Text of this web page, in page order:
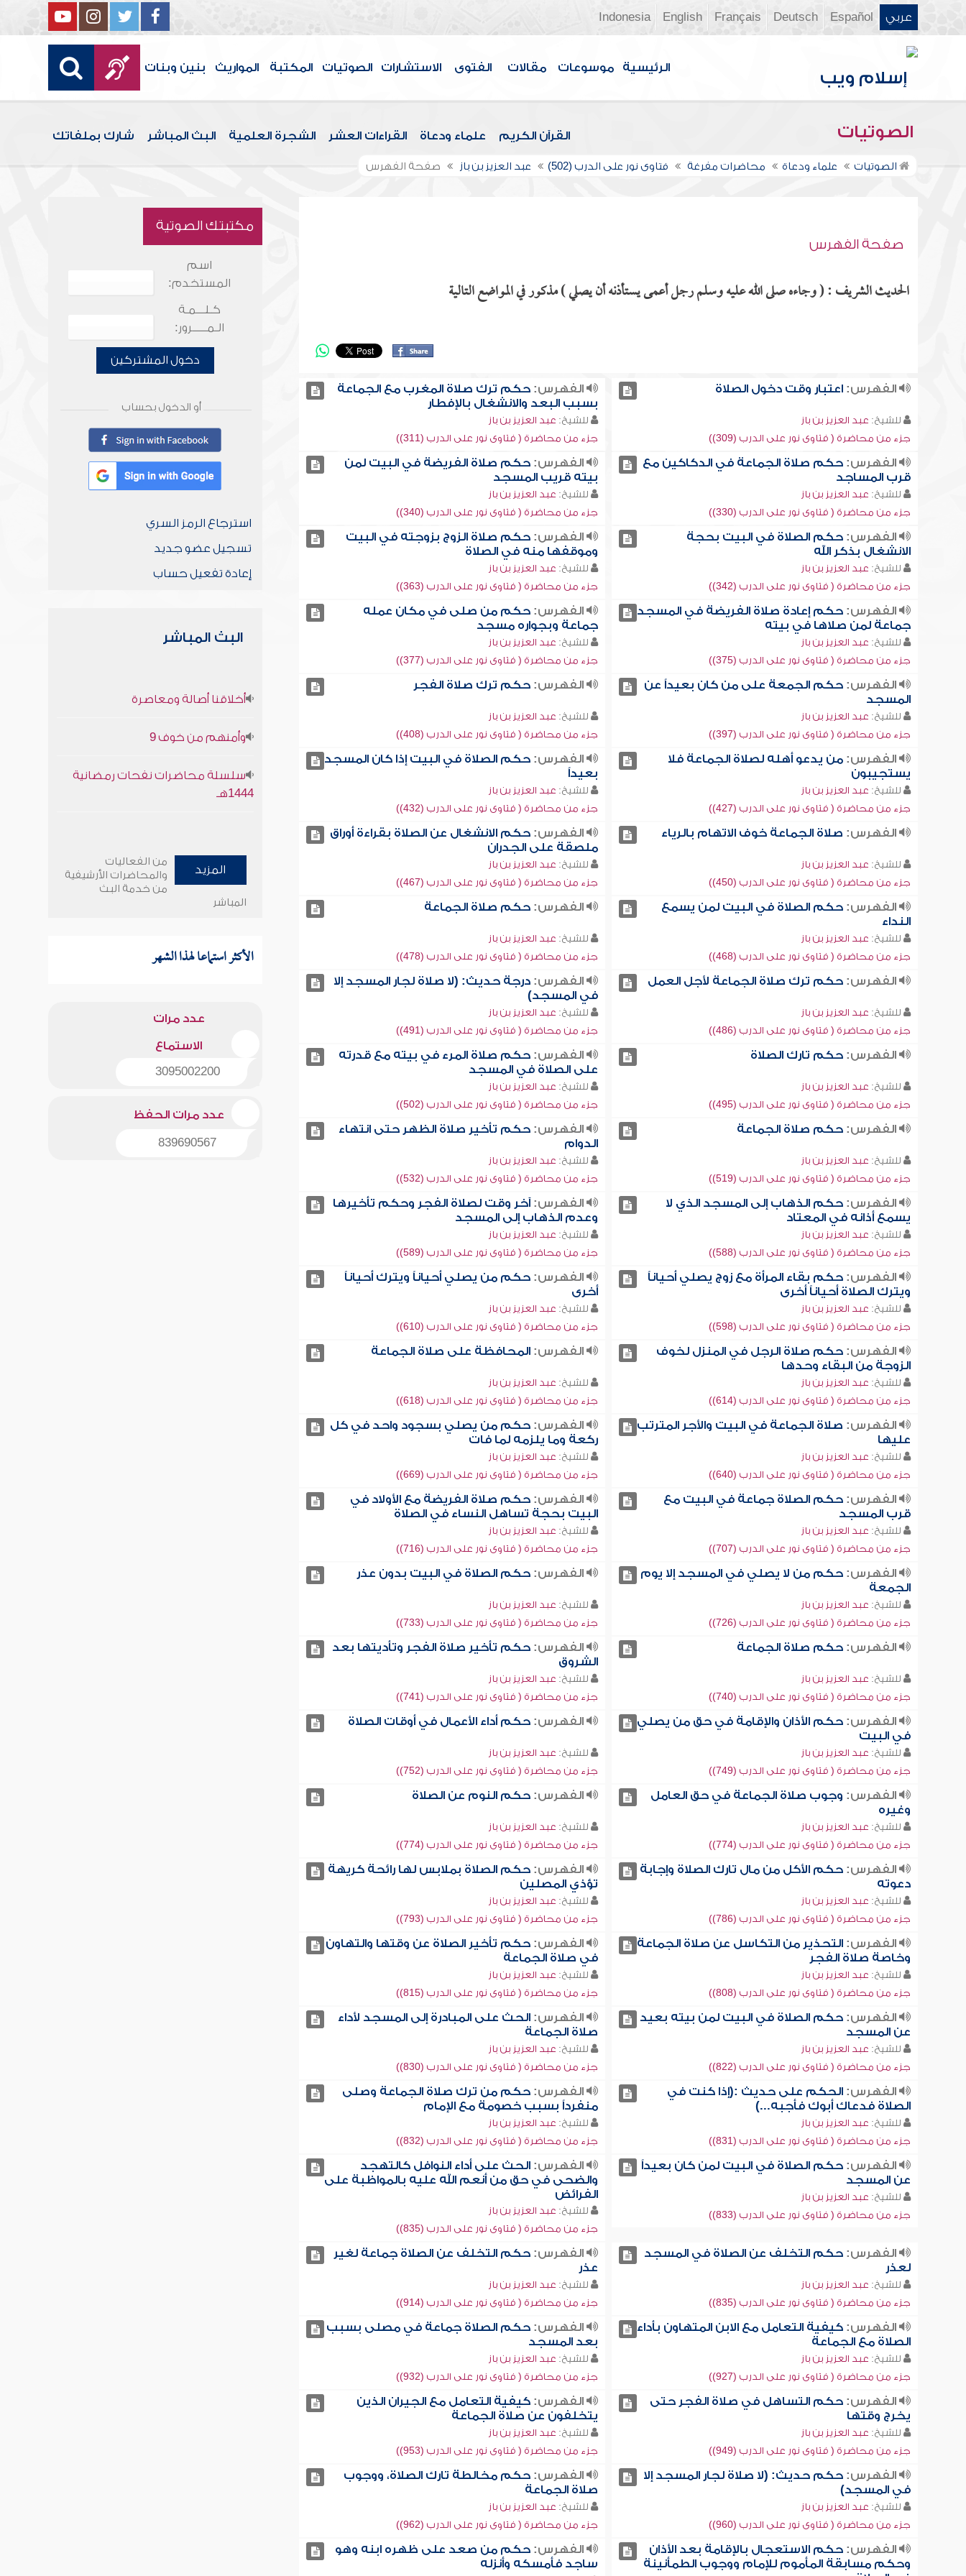
عربي Español
Deutsch
Français
English
Indonesia
الرئيسية موسوعات مقالات الفتوى الاستشارات الصوتيات المكتبة المواريث بنين وبنات
الصوتيات القرآن الكريم علماء ودعاة القراءات العشر الشجرة العلمية البث المباشر شارك بملفاتك
الصوتيات علماء ودعاة محاضرات مفرغة فتاوى نور على الدرب (502) عبد العزيز بن باز صفحة الفهرس
صفحة الفهرس
الحديث الشريف : ( وجاءه صلى الله عليه وسلم رجل أعمى يستأذنه أن يصلي ) مذكور في المواضع التالية
الفهرس:اعتبار وقت دخول الصلاة
للشيخ: عبد العزيز بن باز
جزء من محاضرة ( فتاوى نور على الدرب (309))
الفهرس: حكم ترك صلاة المغرب مع الجماعة
بسبب البعد والانشغال بالإفطار
للشيخ: عبد العزيز بن باز
جزء من محاضرة ( فتاوى نور على الدرب (311))
الفهرس:حكم صلاة الجماعة في الدكاكين مع
قرب المساجد
للشيخ: عبد العزيز بن باز
جزء من محاضرة ( فتاوى نور على الدرب (330))
الفهرس: حكم صلاة الفريضة في البيت لمن
بيته قريب المسجد
للشيخ: عبد العزيز بن باز
جزء من محاضرة ( فتاوى نور على الدرب (340))
الفهرس:حكم الصلاة في البيت بحجة
الانشغال بذكر الله
للشيخ: عبد العزيز بن باز
جزء من محاضرة ( فتاوى نور على الدرب (342))
الفهرس: حكم صلاة الزوج بزوجته في البيت
وموقفها منه في الصلاة
للشيخ: عبد العزيز بن باز
جزء من محاضرة ( فتاوى نور على الدرب (363))
الفهرس:حكم إعادة صلاة الفريضة في المسجد
جماعة لمن صلاها في بيته
للشيخ: عبد العزيز بن باز
جزء من محاضرة ( فتاوى نور على الدرب (375))
الفهرس: حكم من صلى في مكان عمله
جماعة وبجواره مسجد
للشيخ: عبد العزيز بن باز
جزء من محاضرة ( فتاوى نور على الدرب (377))
الفهرس:حكم الجمعة على من كان بعيداً عن
المسجد
للشيخ: عبد العزيز بن باز
جزء من محاضرة ( فتاوى نور على الدرب (397))
الفهرس: حكم ترك صلاة الفجر
للشيخ: عبد العزيز بن باز
جزء من محاضرة ( فتاوى نور على الدرب (408))
الفهرس:من يدعو أهله لصلاة الجماعة فلا
يستجيبون
للشيخ: عبد العزيز بن باز
جزء من محاضرة ( فتاوى نور على الدرب (427))
الفهرس: حكم الصلاة في البيت إذا كان المسجد
بعيداً
للشيخ: عبد العزيز بن باز
جزء من محاضرة ( فتاوى نور على الدرب (432))
الفهرس: صلاة الجماعة خوف الاتهام بالرياء
للشيخ: عبد العزيز بن باز
جزء من محاضرة ( فتاوى نور على الدرب (450))
الفهرس: حكم الانشغال عن الصلاة بقراءة أوراق
ملصقة على الجدران
للشيخ: عبد العزيز بن باز
جزء من محاضرة ( فتاوى نور على الدرب (467))
الفهرس:حكم الصلاة في البيت لمن يسمع
النداء
للشيخ: عبد العزيز بن باز
جزء من محاضرة ( فتاوى نور على الدرب (468))
الفهرس: حكم صلاة الجماعة
للشيخ: عبد العزيز بن باز
جزء من محاضرة ( فتاوى نور على الدرب (478))
الفهرس:حكم ترك صلاة الجماعة لأجل العمل
للشيخ: عبد العزيز بن باز
جزء من محاضرة ( فتاوى نور على الدرب (486))
الفهرس: درجة حديث: (لا صلاة لجار المسجد إلا
في المسجد)
للشيخ: عبد العزيز بن باز
جزء من محاضرة ( فتاوى نور على الدرب (491))
الفهرس:حكم تارك الصلاة
للشيخ: عبد العزيز بن باز
جزء من محاضرة ( فتاوى نور على الدرب (495))
الفهرس: حكم صلاة المرء في بيته مع قدرته
على الصلاة في المسجد
للشيخ: عبد العزيز بن باز
جزء من محاضرة ( فتاوى نور على الدرب (502))
الفهرس:حكم صلاة الجماعة
للشيخ: عبد العزيز بن باز
جزء من محاضرة ( فتاوى نور على الدرب (519))
الفهرس: حكم تأخير صلاة الظهر حتى انتهاء
الدوام
للشيخ: عبد العزيز بن باز
جزء من محاضرة ( فتاوى نور على الدرب (532))
الفهرس:حكم الذهاب إلى المسجد الذي لا
يسمع أذانه في المعتاد
للشيخ: عبد العزيز بن باز
جزء من محاضرة ( فتاوى نور على الدرب (588))
الفهرس: آخر وقت لصلاة الفجر وحكم تأخيرها
وعدم الذهاب إلى المسجد
للشيخ: عبد العزيز بن باز
جزء من محاضرة ( فتاوى نور على الدرب (589))
الفهرس:حكم بقاء المرأة مع زوج يصلي أحياناً
ويترك الصلاة أحياناً أخرى
للشيخ: عبد العزيز بن باز
جزء من محاضرة ( فتاوى نور على الدرب (598))
الفهرس: حكم من يصلي أحياناً ويترك أحياناً
أخرى
للشيخ: عبد العزيز بن باز
جزء من محاضرة ( فتاوى نور على الدرب (610))
الفهرس:حكم صلاة الرجل في المنزل لخوف
الزوجة من البقاء وحدها
للشيخ: عبد العزيز بن باز
جزء من محاضرة ( فتاوى نور على الدرب (614))
الفهرس: المحافظة على صلاة الجماعة
للشيخ: عبد العزيز بن باز
جزء من محاضرة ( فتاوى نور على الدرب (618))
الفهرس: صلاة الجماعة في البيت والأجر المترتب
عليها
للشيخ: عبد العزيز بن باز
جزء من محاضرة ( فتاوى نور على الدرب (640))
الفهرس: حكم من يصلي بسجود واحد في كل
ركعة وما يلزمه لما فات
للشيخ: عبد العزيز بن باز
جزء من محاضرة ( فتاوى نور على الدرب (669))
الفهرس:حكم الصلاة جماعة في البيت مع
قرب المسجد
للشيخ: عبد العزيز بن باز
جزء من محاضرة ( فتاوى نور على الدرب (707))
الفهرس: حكم صلاة الفريضة مع الأولاد في
البيت بحجة تساهل النساء في الصلاة
للشيخ: عبد العزيز بن باز
جزء من محاضرة ( فتاوى نور على الدرب (716))
الفهرس:حكم من لا يصلي في المسجد إلا يوم
الجمعة
للشيخ: عبد العزيز بن باز
جزء من محاضرة ( فتاوى نور على الدرب (726))
الفهرس: حكم الصلاة في البيت بدون عذر
للشيخ: عبد العزيز بن باز
جزء من محاضرة ( فتاوى نور على الدرب (733))
الفهرس:حكم صلاة الجماعة
للشيخ: عبد العزيز بن باز
جزء من محاضرة ( فتاوى نور على الدرب (740))
الفهرس: حكم تأخير صلاة الفجر وتأديتها بعد
الشروق
للشيخ: عبد العزيز بن باز
جزء من محاضرة ( فتاوى نور على الدرب (741))
الفهرس:حكم الأذان والإقامة في حق من يصلي
في البيت
للشيخ: عبد العزيز بن باز
جزء من محاضرة ( فتاوى نور على الدرب (749))
الفهرس: حكم أداء الأعمال في أوقات الصلاة
للشيخ: عبد العزيز بن باز
جزء من محاضرة ( فتاوى نور على الدرب (752))
الفهرس: وجوب صلاة الجماعة في حق العامل
وغيره
للشيخ: عبد العزيز بن باز
جزء من محاضرة ( فتاوى نور على الدرب (774))
الفهرس: حكم النوم عن الصلاة
للشيخ: عبد العزيز بن باز
جزء من محاضرة ( فتاوى نور على الدرب (774))
الفهرس:حكم الأكل من مال تارك الصلاة وإجابة
دعوته
للشيخ: عبد العزيز بن باز
جزء من محاضرة ( فتاوى نور على الدرب (786))
الفهرس: حكم الصلاة بملابس لها رائحة كريهة
تؤذي المصلين
للشيخ: عبد العزيز بن باز
جزء من محاضرة ( فتاوى نور على الدرب (793))
الفهرس:التحذير من التكاسل عن صلاة الجماعة
وخاصة صلاة الفجر
للشيخ: عبد العزيز بن باز
جزء من محاضرة ( فتاوى نور على الدرب (808))
الفهرس: حكم تأخير الصلاة عن وقتها والتهاون
في صلاة الجماعة
للشيخ: عبد العزيز بن باز
جزء من محاضرة ( فتاوى نور على الدرب (815))
الفهرس:حكم الصلاة في البيت لمن بيته بعيد
عن المسجد
للشيخ: عبد العزيز بن باز
جزء من محاضرة ( فتاوى نور على الدرب (822))
الفهرس: الحث على المبادرة إلى المسجد لأداء
صلاة الجماعة
للشيخ: عبد العزيز بن باز
جزء من محاضرة ( فتاوى نور على الدرب (830))
الفهرس:الحكم على حديث :(إذا كنت في
الصلاة فدعاك أبوك فأجبه...)
للشيخ: عبد العزيز بن باز
جزء من محاضرة ( فتاوى نور على الدرب (831))
الفهرس: حكم من ترك صلاة الجماعة وصلى
منفرداً بسبب خصومة مع الإمام
للشيخ: عبد العزيز بن باز
جزء من محاضرة ( فتاوى نور على الدرب (832))
الفهرس:حكم الصلاة في البيت لمن كان بعيداً
عن المسجد
للشيخ: عبد العزيز بن باز
جزء من محاضرة ( فتاوى نور على الدرب (833))
الفهرس: الحث على أداء النوافل كالتهجد
والضحى في حق من أنعم الله عليه بالمواظبة على
الفرائض
للشيخ: عبد العزيز بن باز
جزء من محاضرة ( فتاوى نور على الدرب (835))
الفهرس:حكم التخلف عن الصلاة في المسجد
لعذر
للشيخ: عبد العزيز بن باز
جزء من محاضرة ( فتاوى نور على الدرب (835))
الفهرس: حكم التخلف عن الصلاة جماعة لغير
عذر
للشيخ: عبد العزيز بن باز
جزء من محاضرة ( فتاوى نور على الدرب (914))
الفهرس:كيفية التعامل مع الابن المتهاون بأداء
الصلاة مع الجماعة
للشيخ: عبد العزيز بن باز
جزء من محاضرة ( فتاوى نور على الدرب (927))
الفهرس: حكم الصلاة جماعة في مصلى بسبب
بعد المسجد
للشيخ: عبد العزيز بن باز
جزء من محاضرة ( فتاوى نور على الدرب (932))
الفهرس:حكم التساهل في صلاة الفجر حتى
يخرج وقتها
للشيخ: عبد العزيز بن باز
جزء من محاضرة ( فتاوى نور على الدرب (949))
الفهرس: كيفية التعامل مع الجيران الذين
يتخلفون عن صلاة الجماعة
للشيخ: عبد العزيز بن باز
جزء من محاضرة ( فتاوى نور على الدرب (953))
الفهرس:حكم حديث: (لا صلاة لجار المسجد إلا
في المسجد)
للشيخ: عبد العزيز بن باز
جزء من محاضرة ( فتاوى نور على الدرب (960))
الفهرس: حكم مخالطة تارك الصلاة، ووجوب
صلاة الجماعة
للشيخ: عبد العزيز بن باز
جزء من محاضرة ( فتاوى نور على الدرب (962))
الفهرس:حكم الاستعجال بالإقامة بعد الأذان
وحكم مسابقة المأموم للإمام ووجوب الطمأنينة
الفهرس: حكم من صعد على ظهره ابنه وهو
ساجد فأمسكه وأنزله
مكتبتك الصوتية
اسم
المستخدم:
كـلـــمـة
الـمـــــرور:
دخول المشتركين
أو الدخول بحساب
استرجاع الرمز السري
تسجيل عضو جديد
إعادة تفعيل حساب
البث المباشر
أخلاقنا أصالة ومعاصرة
وأمنهم من خوف 9
سلسلة محاضرات نفحات رمضانية
1444هـ
المزيد
من الفعاليات
والمحاضرات الأرشيفية
من خدمة البث
المباشر
الأكثر استماعا لهذا الشهر
عدد مرات
الاستماع
3095002200
عدد مرات الحفظ
839690567